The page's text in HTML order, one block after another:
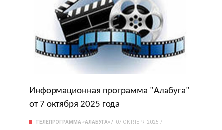
Информационная программа "Алабуга"
от 7 октября 2025 года
ТЕЛЕПРОГРАММА «АЛАБУГА» 07 ОКТЯБРЯ 2025